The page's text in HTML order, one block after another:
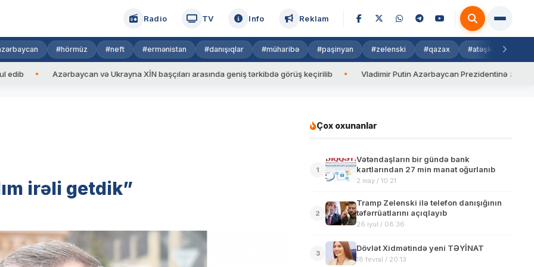
Radio TV Info Reklam
#hörmüz #neft #ermənistan #danışıqlar #müharibə #paşinyan #zelenski #qazax #atəşkəs
Azərbaycan və Ukrayna XİN başçıları arasında geniş tərkibdə görüş keçirilib Vladimir Putin Azərbaycan Prezidentinə zəng edib
irəli getdik”
Çox oxunanlar
1
Vətəndaşların bir gündə bank
kartlarından 27 min manat oğurlanıb
2 may / 10:21
2
Tramp Zelenski ilə telefon danışığının
təfərrüatlarını açıqlayıb
26 iyul / 08:36
3
Dövlət Xidmətində yeni TƏYİNAT
18 fevral / 20:13